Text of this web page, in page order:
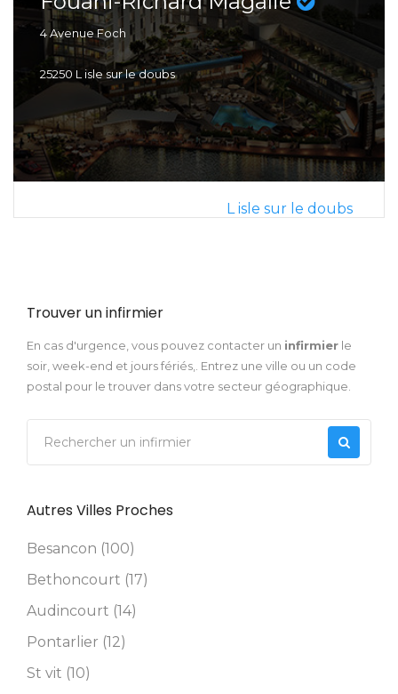
4 Avenue Foch
25250 L isle sur le doubs
L isle sur le doubs
Trouver un infirmier
En cas d'urgence, vous pouvez contacter un infirmier le
soir, week-end et jours fériés,. Entrez une ville ou un code
postal pour le trouver dans votre secteur géographique.
Autres Villes Proches
Besancon (100)
Bethoncourt (17)
Audincourt (14)
Pontarlier (12)
St vit (10)